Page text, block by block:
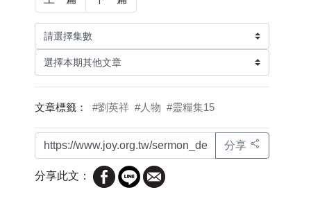
文章標籤： #劉英祥 #人物 #靈糧集15
分享
分享此文：